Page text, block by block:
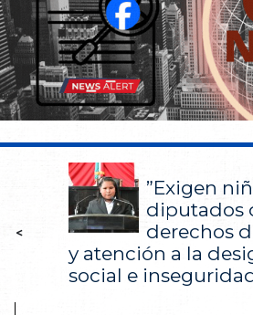
<
”Exigen
diputados
derechos
y atención a la
social e